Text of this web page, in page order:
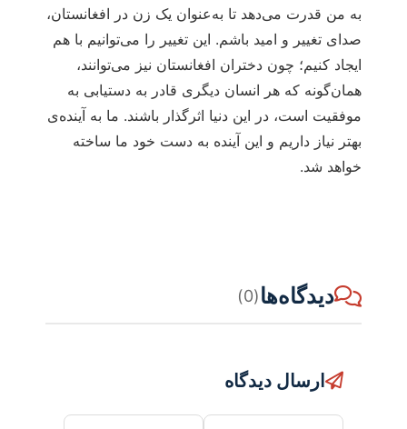
به من قدرت می‌دهد تا به‌عنوان یک زن در افغانستان،
صدای تغییر و امید باشم. این تغییر را می‌توانیم با هم
ایجاد کنیم؛ چون دختران افغانستان نیز می‌توانند،
همان‌گونه که هر انسان دیگری قادر به دستیابی به
موفقیت است، در این دنیا اثرگذار باشند. ما به آینده‌ی
بهتر نیاز داریم و این آینده به دست خود ما ساخته
خواهد شد.
دیدگاه‌ها(0)
ارسال دیدگاه
نام ایمیل